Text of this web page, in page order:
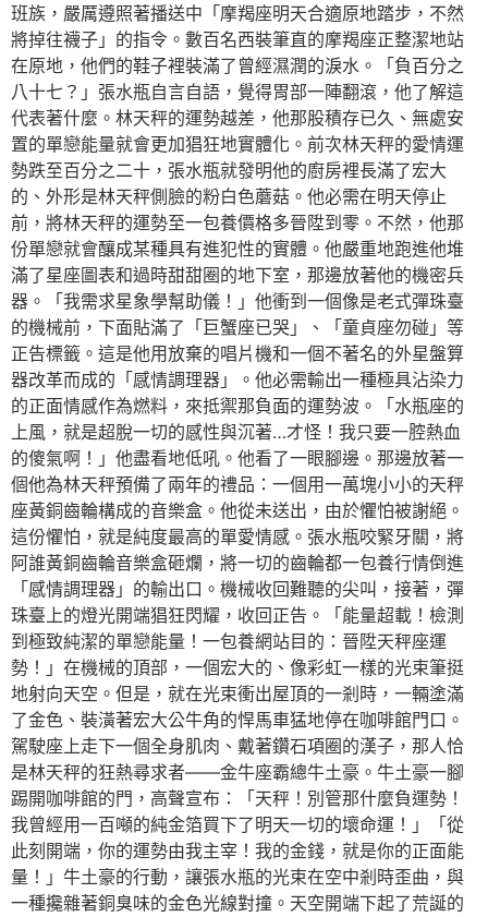
班族，嚴厲遵照著播送中「摩羯座明天合適原地踏步，不然
將掉往襪子」的指令。數百名西裝筆直的摩羯座正整潔地站
在原地，他們的鞋子裡裝滿了曾經濕潤的淚水。「負百分之
八十七？」張水瓶自言自語，覺得胃部一陣翻滾，他了解這
代表著什麼。林天秤的運勢越差，他那股積存已久、無處安
置的單戀能量就會更加猖狂地實體化。前次林天秤的愛情運
勢跌至百分之二十，張水瓶就發明他的廚房裡長滿了宏大
的、外形是林天秤側臉的粉白色蘑菇。他必需在明天停止
前，將林天秤的運勢至一包養價格多晉陞到零。不然，他那
份單戀就會釀成某種具有進犯性的實體。他嚴重地跑進他堆
滿了星座圖表和過時甜甜圈的地下室，那邊放著他的機密兵
器。「我需求星象學幫助儀！」他衝到一個像是老式彈珠臺
的機械前，下面貼滿了「巨蟹座已哭」、「童貞座勿碰」等
正告標籤。這是他用放棄的唱片機和一個不著名的外星盤算
器改革而成的「感情調理器」。他必需輸出一種極具沾染力
的正面情感作為燃料，來抵禦那負面的運勢波。「水瓶座的
上風，就是超脫一切的感性與沉著…才怪！我只要一腔熱血
的傻氣啊！」他盡看地低吼。他看了一眼腳邊。那邊放著一
個他為林天秤預備了兩年的禮品：一個用一萬塊小小的天秤
座黃銅齒輪構成的音樂盒。他從未送出，由於懼怕被謝絕。
這份懼怕，就是純度最高的單愛情感。張水瓶咬緊牙關，將
阿誰黃銅齒輪音樂盒砸爛，將一切的齒輪都一包養行情倒進
「感情調理器」的輸出口。機械收回難聽的尖叫，接著，彈
珠臺上的燈光開端猖狂閃耀，收回正告。「能量超載！檢測
到極致純潔的單戀能量！一包養網站目的：晉陞天秤座運
勢！」在機械的頂部，一個宏大的、像彩虹一樣的光束筆挺
地射向天空。但是，就在光束衝出屋頂的一剎時，一輛塗滿
了金色、裝潢著宏大公牛角的悍馬車猛地停在咖啡館門口。
駕駛座上走下一個全身肌肉、戴著鑽石項圈的漢子，那人恰
是林天秤的狂熱尋求者——金牛座霸總牛土豪。牛土豪一腳
踢開咖啡館的門，高聲宣布：「天秤！別管那什麼負運勢！
我曾經用一百噸的純金箔買下了明天一切的壞命運！」「從
此刻開端，你的運勢由我主宰！我的金錢，就是你的正面能
量！」牛土豪的行動，讓張水瓶的光束在空中剎時歪曲，與
一種攙雜著銅臭味的金色光線對撞。天空開端下起了荒誕的